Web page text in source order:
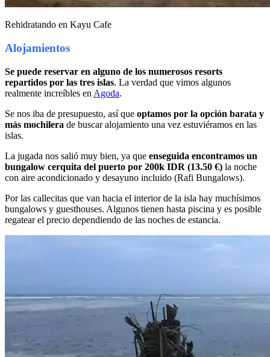
Rehidratando en Kayu Cafe
Alojamientos
Se puede reservar en alguno de los numerosos resorts
repartidos por las tres islas. La verdad que vimos algunos
realmente increíbles en Agoda.
Se nos iba de presupuesto, así que optamos por la opción barata y
más mochilera de buscar alojamiento una vez estuviéramos en las
islas.
La jugada nos salió muy bien, ya que enseguida encontramos un
bungalow cerquita del puerto por 200k IDR (13.50 €) la noche
con aire acondicionado y desayuno incluido (Rafi Bungalows).
Por las callecitas que van hacia el interior de la isla hay muchísimos
bungalows y guesthouses. Algunos tienen hasta piscina y es posible
regatear el precio dependiendo de las noches de estancia.